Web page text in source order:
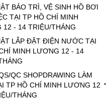
BẢO TRÌ, VỆ SINH HỒ BƠI
TẠI TP HỒ CHÍ MINH
12 - 14 TRIỆU/THÁNG
LẮP ĐẶT ĐIỆN NƯỚC TẠI
MINH LƯƠNG 12 - 14
QC SHOPDRAWING LÀM
TP HỒ CHÍ MINH LƯƠNG 12
THÁNG